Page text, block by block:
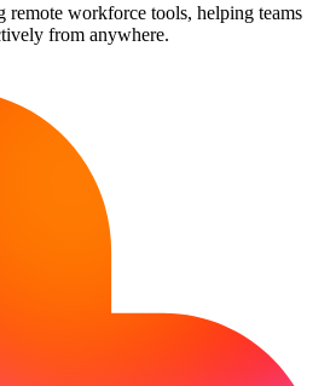
workforce tools, helping teams
from anywhere.